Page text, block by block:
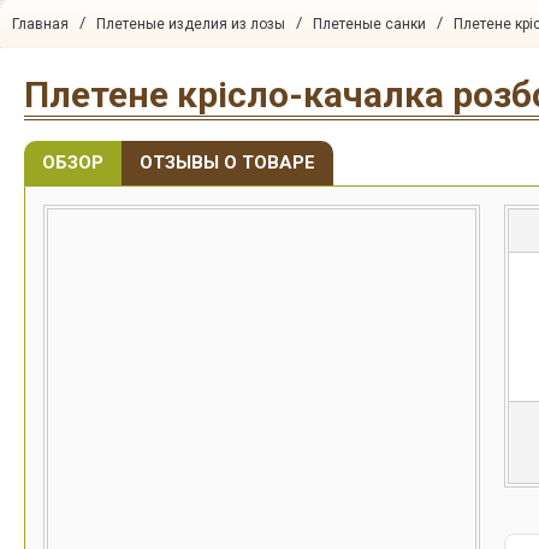
Главная / Плетеные изделия из лозы / Плетеные санки / Плетене
Плетене крісло-качалка
ОБЗОР ОТЗЫВЫ О ТОВАРЕ